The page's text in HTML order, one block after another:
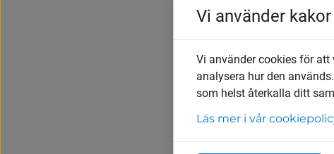
För dig som
Har du redan
Efter den 1 juni
begränsa
sluta
Vi använder kakor
Vi använder cookies för
analysera hur den
som helst återkalla ditt
Läs mer i vår